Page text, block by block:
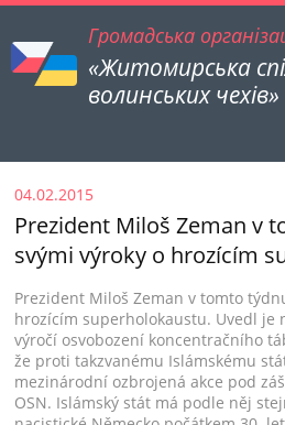
Громадська
«Житомирська
волинських чехів»
04.02.2015
Prezident Miloš Zeman v
svými výroky o hrozícím
Prezident Miloš Zeman v tomto
hrozícím superholokaustu. Uvedl je
výročí osvobození koncentračního
že proti takzvanému Islámskému
mezinárodní ozbrojená akce pod
OSN. Islámský stát má podle něj